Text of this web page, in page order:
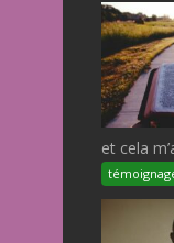
et cela